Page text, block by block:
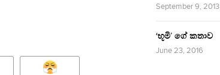
September 9, 2013
‘භූමි’ ගේ කතාව
June 23, 2016